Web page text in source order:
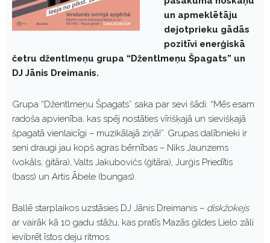
un apmeklētāju
dejotprieku gādās
pozitīvi enerģiskā
četru džentlmeņu grupa “Džentlmeņu Špagats” un
DJ Jānis Dreimanis.
Grupa “Džentlmeņu Špagats” saka par sevi šādi: “Mēs esam
radoša apvienība, kas spēj nostāties vīrišķajā un sievišķajā
špagatā vienlaicīgi – muzikālajā ziņā!”. Grupas dalībnieki ir
seni draugi jau kopš agras bērnības – Niks Jaunzems
(vokāls, ģitāra), Valts Jakubovičs (ģitāra), Jurģis Priedītis
(bass) un Artis Ābele (bungas).
Ballē starplaikos uzstāsies DJ Jānis Dreimanis – diskžokejs
ar vairāk kā 10 gadu stāžu, kas pratīs Mazās ģildes Lielo zāli
ievibrēt īstos deju ritmos.